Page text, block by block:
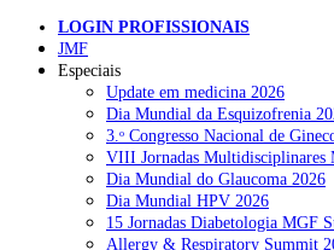
NOTÍCIAS RECENTES
Plataforma criada por estudantes
de demência 5 de Agosto, 2026
ULS Alto Alentejo e IPO de Lisboa
LOGIN PROFISSIONAIS
JMF
Especiais
Update em medicina 2026
Dia Mundial da Esquizofrenia
3.ᵒ Congresso Nacional de
VIII Jornadas Multidisciplinares
Dia Mundial do Glaucoma 2026
Dia Mundial HPV 2026
15 Jornadas Diabetologia MGF
Allergy & Respiratory Summit